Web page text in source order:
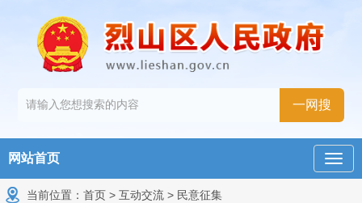
网站首页
当前位置： 首页 > 互动交流 > 民意征集